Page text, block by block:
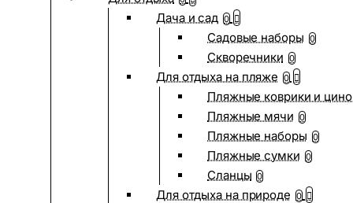
Дача и сад 0
Садовые наборы 0
Скворечники 0
Для отдыха на пляже 0
Пляжные коврики и
Пляжные мячи 0
Пляжные наборы 0
Пляжные сумки 0
Сланцы 0
Для отдыха на природе 0